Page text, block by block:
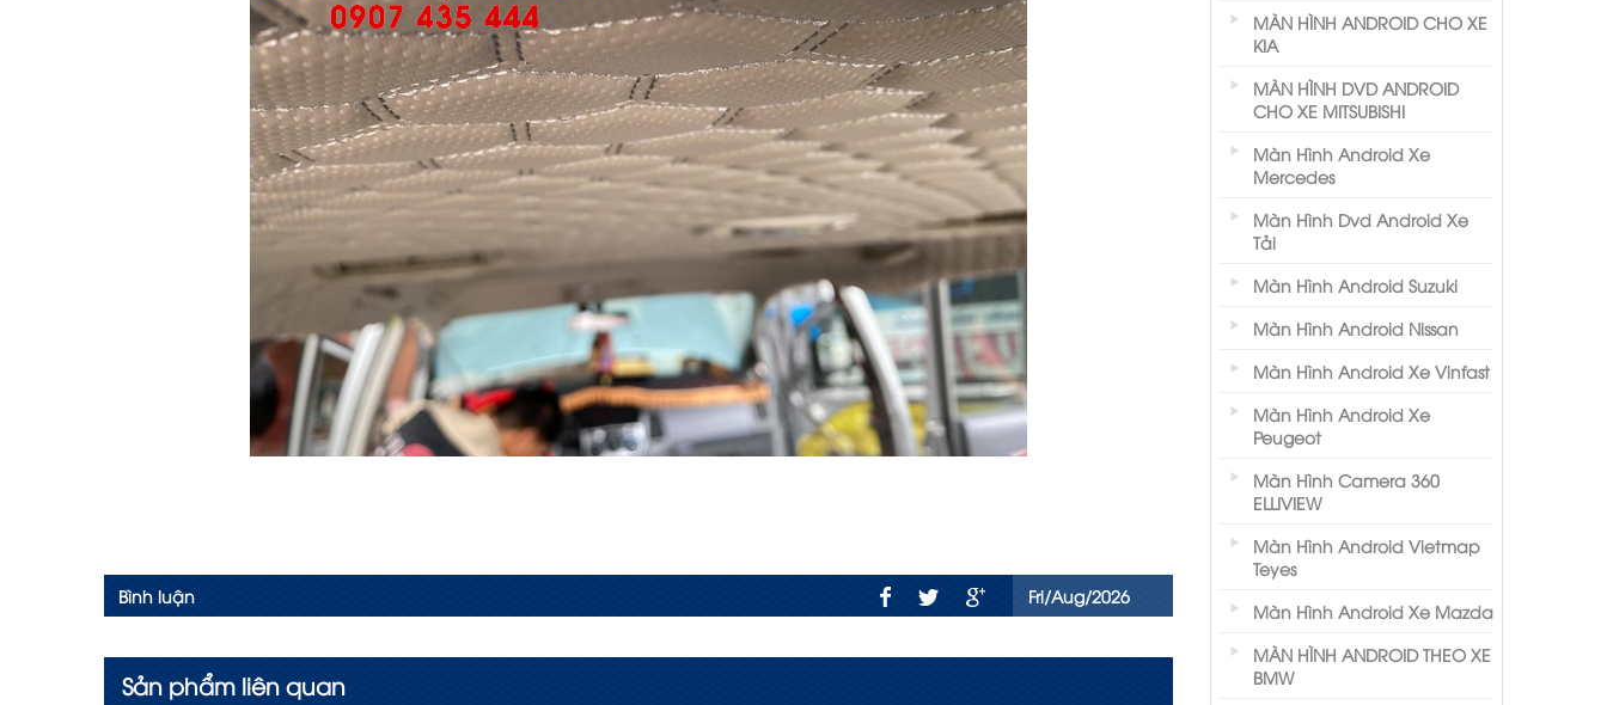
Bình luận Fri/Aug/2026
Sản phẩm liên quan
MÀN HÌNH ANDROID CHO XE
KIA
MÀN HÌNH DVD ANDROID
CHO XE MITSUBISHI
Màn Hình Android Xe
Mercedes
Màn Hình Dvd Android Xe
Tải
Màn Hình Android Suzuki
Màn Hình Android Nissan
Màn Hình Android Xe Vinfast
Màn Hình Android Xe
Peugeot
Màn Hình Camera 360
ELLIVIEW
Màn Hình Android Vietmap
Teyes
Màn Hình Android Xe Mazda
MÀN HÌNH ANDROID THEO XE
BMW